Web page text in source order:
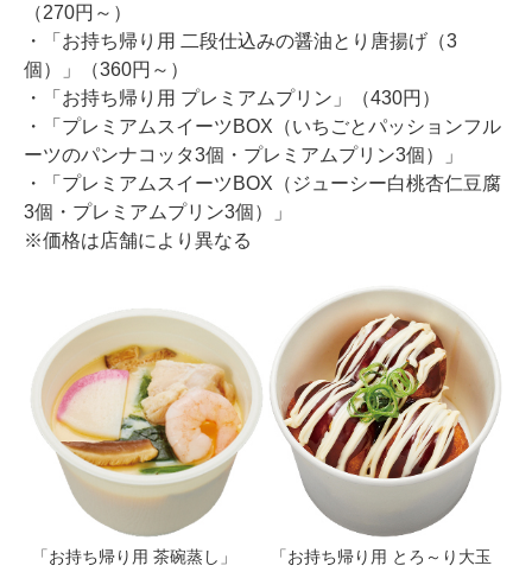
（270円～）
・「お持ち帰り用 二段仕込みの醤油とり唐揚げ（3
個）」（360円～）
・「お持ち帰り用 プレミアムプリン」（430円）
・「プレミアムスイーツBOX（いちごとパッションフル
ーツのパンナコッタ3個・プレミアムプリン3個）」
・「プレミアムスイーツBOX（ジューシー白桃杏仁豆腐
3個・プレミアムプリン3個）」
※価格は店舗により異なる
「お持ち帰り用 茶碗蒸し」
「お持ち帰り用 とろ～り大玉